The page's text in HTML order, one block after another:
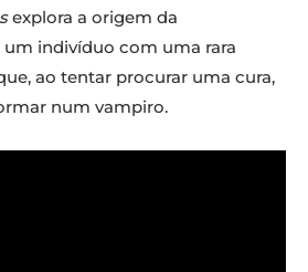
explora a origem da
indivíduo com uma rara
ao tentar procurar uma cura,
num vampiro.